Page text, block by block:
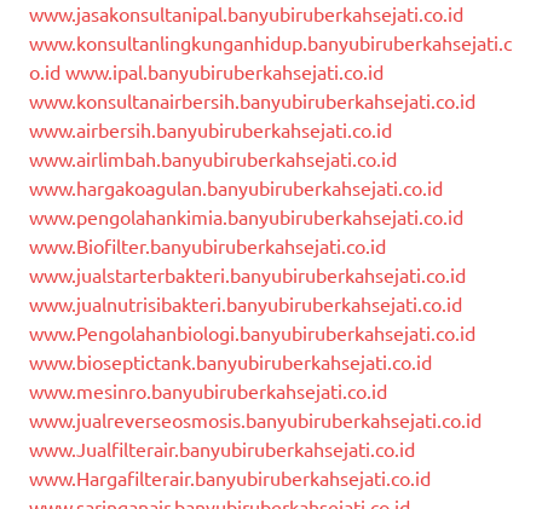
www.jasakonsultanipal.banyubiruberkahsejati.co.id
www.konsultanlingkunganhidup.banyubiruberkahsejati.c
o.id www.ipal.banyubiruberkahsejati.co.id
www.konsultanairbersih.banyubiruberkahsejati.co.id
www.airbersih.banyubiruberkahsejati.co.id
www.airlimbah.banyubiruberkahsejati.co.id
www.hargakoagulan.banyubiruberkahsejati.co.id
www.pengolahankimia.banyubiruberkahsejati.co.id
www.Biofilter.banyubiruberkahsejati.co.id
www.jualstarterbakteri.banyubiruberkahsejati.co.id
www.jualnutrisibakteri.banyubiruberkahsejati.co.id
www.Pengolahanbiologi.banyubiruberkahsejati.co.id
www.bioseptictank.banyubiruberkahsejati.co.id
www.mesinro.banyubiruberkahsejati.co.id
www.jualreverseosmosis.banyubiruberkahsejati.co.id
www.Jualfilterair.banyubiruberkahsejati.co.id
www.Hargafilterair.banyubiruberkahsejati.co.id